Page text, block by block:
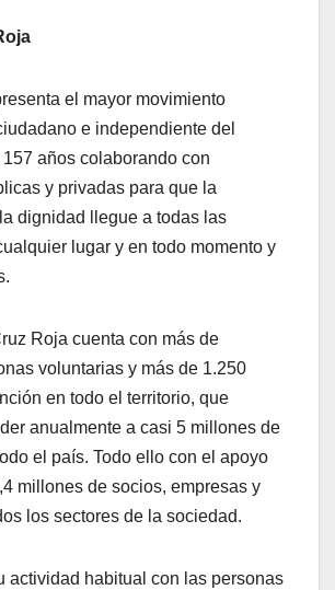
el mayor movimiento
e independiente del
años colaborando con
y privadas para que la
dignidad llegue a todas las
lugar y en todo momento y
Roja cuenta con más de
voluntarias y más de 1.250
en todo el territorio, que
anualmente a casi 5 millones de
el país. Todo ello con el apoyo
millones de socios, empresas y
los sectores de la sociedad.
actividad habitual con las personas